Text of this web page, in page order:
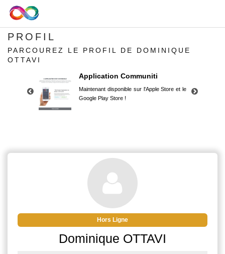
PROFIL
PARCOUREZ LE PROFIL DE DOMINIQUE
OTTAVI
Application Communiti
Maintenant disponible sur l'Apple Store et le
Google Play Store !
Google Play Store !
Hors Ligne
Dominique OTTAVI